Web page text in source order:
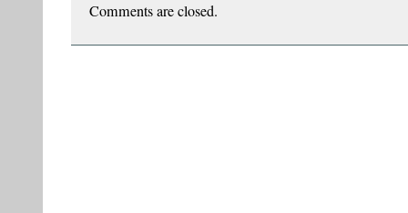
Comments are closed.